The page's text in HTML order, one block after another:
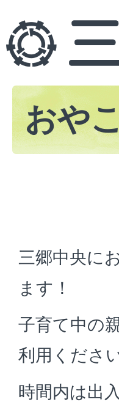
おや
三郷中央に
ます！
子育て中の
利用ください
時間内は出